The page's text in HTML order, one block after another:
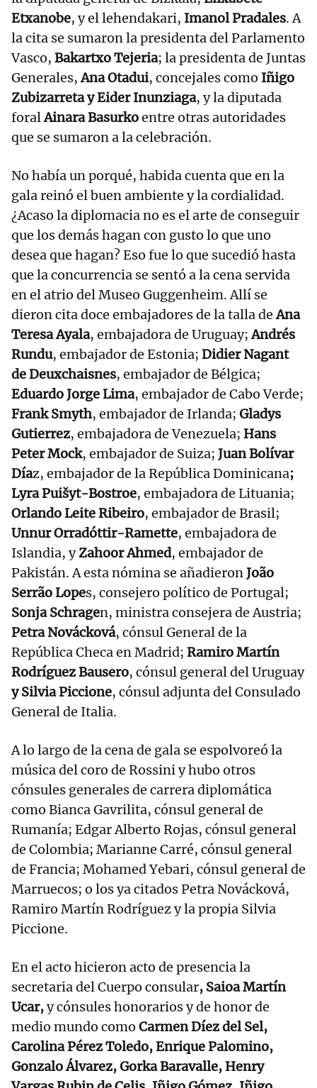
Etxanobe, y el lehendakari, Imanol Pradales. A
la cita se sumaron la presidenta del Parlamento
Vasco, Bakartxo Tejeria; la presidenta de Juntas
Generales,Ana Otadui, concejales como Iñigo
Zubizarreta y Eider Inunziaga, y la diputada
foralAinara Basurkoentre otras autoridades
que se sumaron a la celebración.
No había un porqué, habida cuenta que en la
gala reinó el buen ambiente y la cordialidad.
¿Acaso la diplomacia no es el arte de conseguir
que los demás hagan con gusto lo que uno
desea que hagan? Eso fue lo que sucedió hasta
que la concurrencia se sentó a la cena servida
en el atrio del Museo Guggenheim. Allí se
dieron cita doce embajadores de la talla deAna
Teresa Ayala, embajadora de Uruguay;Andrés
Rundu, embajador de Estonia; Didier Nagant
de Deuxchaisnes, embajador de Bélgica;
Eduardo Jorge Lima, embajador de Cabo Verde;
Frank Smyth, embajador de Irlanda; Gladys
Gutierrez, embajadora de Venezuela; Hans
Peter Mock, embajador de Suiza; Juan Bolívar
Díaz, embajador de la República Dominicana;
Lyra Puišyt-Bostroe, embajadora de Lituania;
Orlando Leite Ribeiro, embajador de Brasil;
Unnur Orradóttir-Ramette, embajadora de
Islandia, yZahoor Ahmed, embajador de
Pakistán. A esta nómina se añadieronJoão
Serrão Lopes, consejero político de Portugal;
Sonja Schragen, ministra consejera de Austria;
Petra Novácková, cónsul General de la
República Checa en Madrid; Ramiro Martín
Rodríguez Bausero, cónsul general del Uruguay
y Silvia Piccione, cónsul adjunta del Consulado
General de Italia.
A lo largo de la cena de gala se espolvoreó la
música del coro de Rossini y hubo otros
cónsules generales de carrera diplomática
como Bianca Gavrilita, cónsul general de
Rumanía; Edgar Alberto Rojas, cónsul general
de Colombia; Marianne Carré, cónsul general
de Francia; Mohamed Yebari, cónsul general de
Marruecos; o los ya citados Petra Novácková,
Ramiro Martín Rodríguez y la propia Silvia
Piccione.
En el acto hicieron acto de presencia la
secretaria del Cuerpo consular, Saioa Martín
Ucar,y cónsules honorarios y de honor de
medio mundo como Carmen Díez del Sel,
Carolina Pérez Toledo, Enrique Palomino,
Gonzalo Álvarez, Gorka Baravalle, Henry